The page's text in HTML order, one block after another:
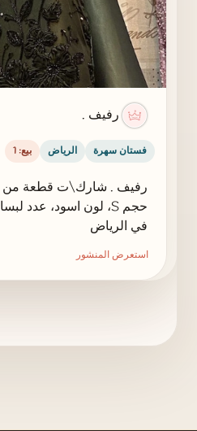
رفيف .
فستان سهرة الرياض بيع: 1
رفيف . شارك\ت قطعة من
في الرياض
استعرض المنشور